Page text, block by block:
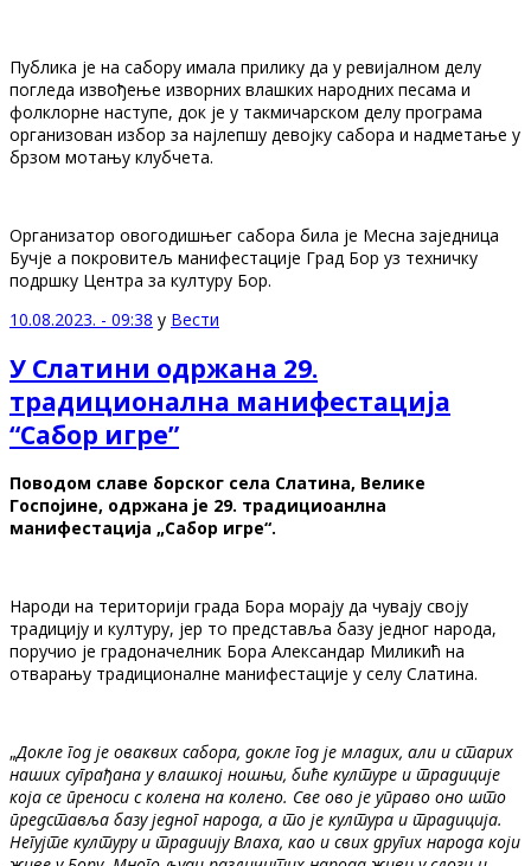
Публика је на сабору имала прилику да у ревијалном делу
погледа извођeње изворних влашких народних песама и
фолклорне наступе, док је у такмичарском делу програма
организован избор за најлепшу девојку сабора и надметање у
брзом мотању клубчета.
Организатор овогодишњег сабора била је Месна заједница
Бучје а покровитељ манифестације Град Бор уз техничку
подршку Центра за културу Бор.
10.08.2023. - 09:38 у Вести
У Слатини одржана 29.
традиционална манифестација
“Сабор игре”
Поводом славе борског села Слатина, Велике
Госпојине, одржана је 29. традициоанлна
манифестација „Сабор игре“.
Народи на територији града Бора морају да чувају своју
традицију и културу, јер то представља базу једног народа,
поручио је градоначелник Бора Александар Миликић на
отварању традиционалне манифестације у селу Слатина.
„Докле год је оваквих сабора, докле год је младих, али и старих
наших суграђана у влашкој ношњи, биће културе и традиције
која се преноси с колена на колено. Све ово је управо оно што
представља базу једног народа, а то је култура и традиција.
Негујте културу и традиију Влаха, као и свих других народа који